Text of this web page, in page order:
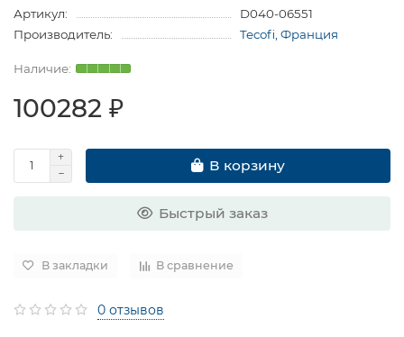
Артикул:
D040-06551
Производитель:
Tecofi, Франция
100282 ₽
В корзину
Быстрый заказ
В закладки В сравнение
0 отзывов